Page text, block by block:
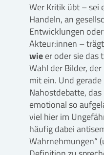
Wer Kritik übt – sei
Handeln, an
Entwicklungen
Akteur:innen –
wieer oder sie das
Wahl der Bilder,
mit ein. Und
Nahostdebatte,
emotional so
viel hier im
häufig dabei
Wahrnehmungen“